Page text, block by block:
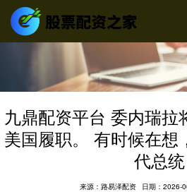
九鼎配资平台 委内瑞拉
美国履职。 有时候在想
代总统
来源：路易泽配资 日期：2026-